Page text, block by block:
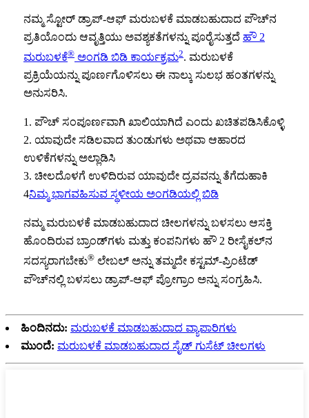
ನಮ್ಮ ಸ್ಟೋರ್ ಡ್ರಾಪ್-ಆಫ್ ಮರುಬಳಕೆ ಮಾಡಬಹುದಾದ ಪೌಚ್‌ನ
ಪ್ರತಿಯೊಂದು ಆವೃತ್ತಿಯು ಅವಶ್ಯಕತೆಗಳನ್ನು ಪೂರೈಸುತ್ತದೆ ಹೌ 2
ಮರುಬಳಕೆ® ಅಂಗಡಿ ಬಿಡಿ ಕಾರ್ಯಕ್ರಮ2. ಮರುಬಳಕೆ
ಪ್ರಕ್ರಿಯೆಯನ್ನು ಪೂರ್ಣಗೊಳಿಸಲು ಈ ನಾಲ್ಕು ಸುಲಭ ಹಂತಗಳನ್ನು
ಅನುಸರಿಸಿ.
1. ಪೌಚ್ ಸಂಪೂರ್ಣವಾಗಿ ಖಾಲಿಯಾಗಿದೆ ಎಂದು ಖಚಿತಪಡಿಸಿಕೊಳ್ಳಿ
2. ಯಾವುದೇ ಸಡಿಲವಾದ ತುಂಡುಗಳು ಅಥವಾ ಆಹಾರದ
ಉಳಿಕೆಗಳನ್ನು ಅಲ್ಲಾಡಿಸಿ
3. ಚೀಲದೊಳಗೆ ಉಳಿದಿರುವ ಯಾವುದೇ ದ್ರವವನ್ನು ತೆಗೆದುಹಾಕಿ
4ನಿಮ್ಮ ಭಾಗವಹಿಸುವ ಸ್ಥಳೀಯ ಅಂಗಡಿಯಲ್ಲಿ ಬಿಡಿ
ನಮ್ಮ ಮರುಬಳಕೆ ಮಾಡಬಹುದಾದ ಚೀಲಗಳನ್ನು ಬಳಸಲು ಆಸಕ್ತಿ
ಹೊಂದಿರುವ ಬ್ರಾಂಡ್‌ಗಳು ಮತ್ತು ಕಂಪನಿಗಳು ಹೌ 2 ರೀಸೈಕಲ್‌ನ
ಸದಸ್ಯರಾಗಬೇಕು® ಲೇಬಲ್ ಅನ್ನು ತಮ್ಮದೇ ಕಸ್ಟಮ್-ಪ್ರಿಂಟೆಡ್
ಪೌಚ್‌ನಲ್ಲಿ ಬಳಸಲು ಡ್ರಾಪ್-ಆಫ್ ಪ್ರೋಗ್ರಾಂ ಅನ್ನು ಸಂಗ್ರಹಿಸಿ.
ಹಿಂದಿನದು: ಮರುಬಳಕೆ ಮಾಡಬಹುದಾದ ವ್ಯಾಪಾರಿಗಳು
ಮುಂದೆ: ಮರುಬಳಕೆ ಮಾಡಬಹುದಾದ ಸೈಡ್ ಗುಸೆಟ್ ಚೀಲಗಳು